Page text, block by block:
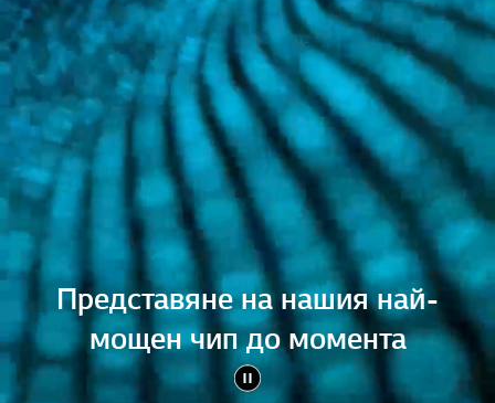
Представяне на нашия най-
мощен чип до момента